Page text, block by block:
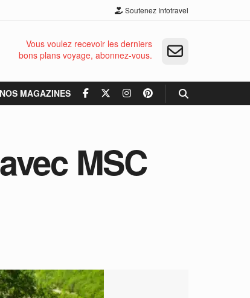
Soutenez Infotravel
Vous voulez recevoir les derniers
bons plans voyage, abonnez-vous.
NOS MAGAZINES
MSC